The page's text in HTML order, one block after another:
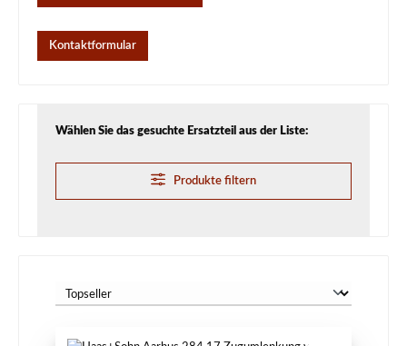
Kontaktformular
Wählen Sie das gesuchte Ersatzteil aus der Liste:
Produkte filtern